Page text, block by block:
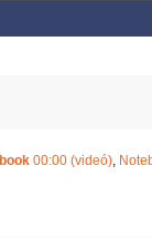
00:00 (videó),